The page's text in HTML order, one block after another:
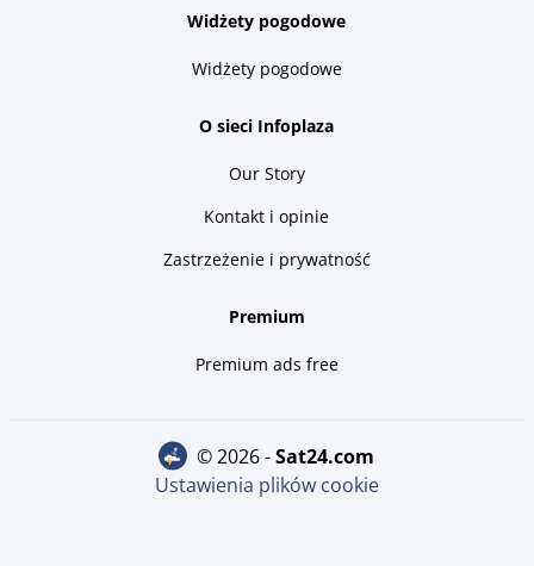
Widżety pogodowe
Widżety pogodowe
O sieci Infoplaza
Our Story
Kontakt i opinie
Zastrzeżenie i prywatność
Premium
Premium ads free
© 2026 - sat24.com
Ustawienia plików cookie